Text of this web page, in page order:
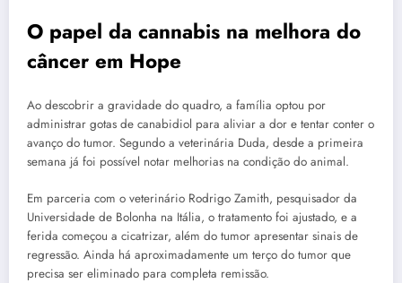
O papel da cannabis na melhora do
câncer em Hope
Ao descobrir a gravidade do quadro, a família optou por
administrar gotas de canabidiol para aliviar a dor e tentar conter o
avanço do tumor. Segundo a veterinária Duda, desde a primeira
semana já foi possível notar melhorias na condição do animal.
Em parceria com o veterinário Rodrigo Zamith, pesquisador da
Universidade de Bolonha na Itália, o tratamento foi ajustado, e a
ferida começou a cicatrizar, além do tumor apresentar sinais de
regressão. Ainda há aproximadamente um terço do tumor que
precisa ser eliminado para completa remissão.